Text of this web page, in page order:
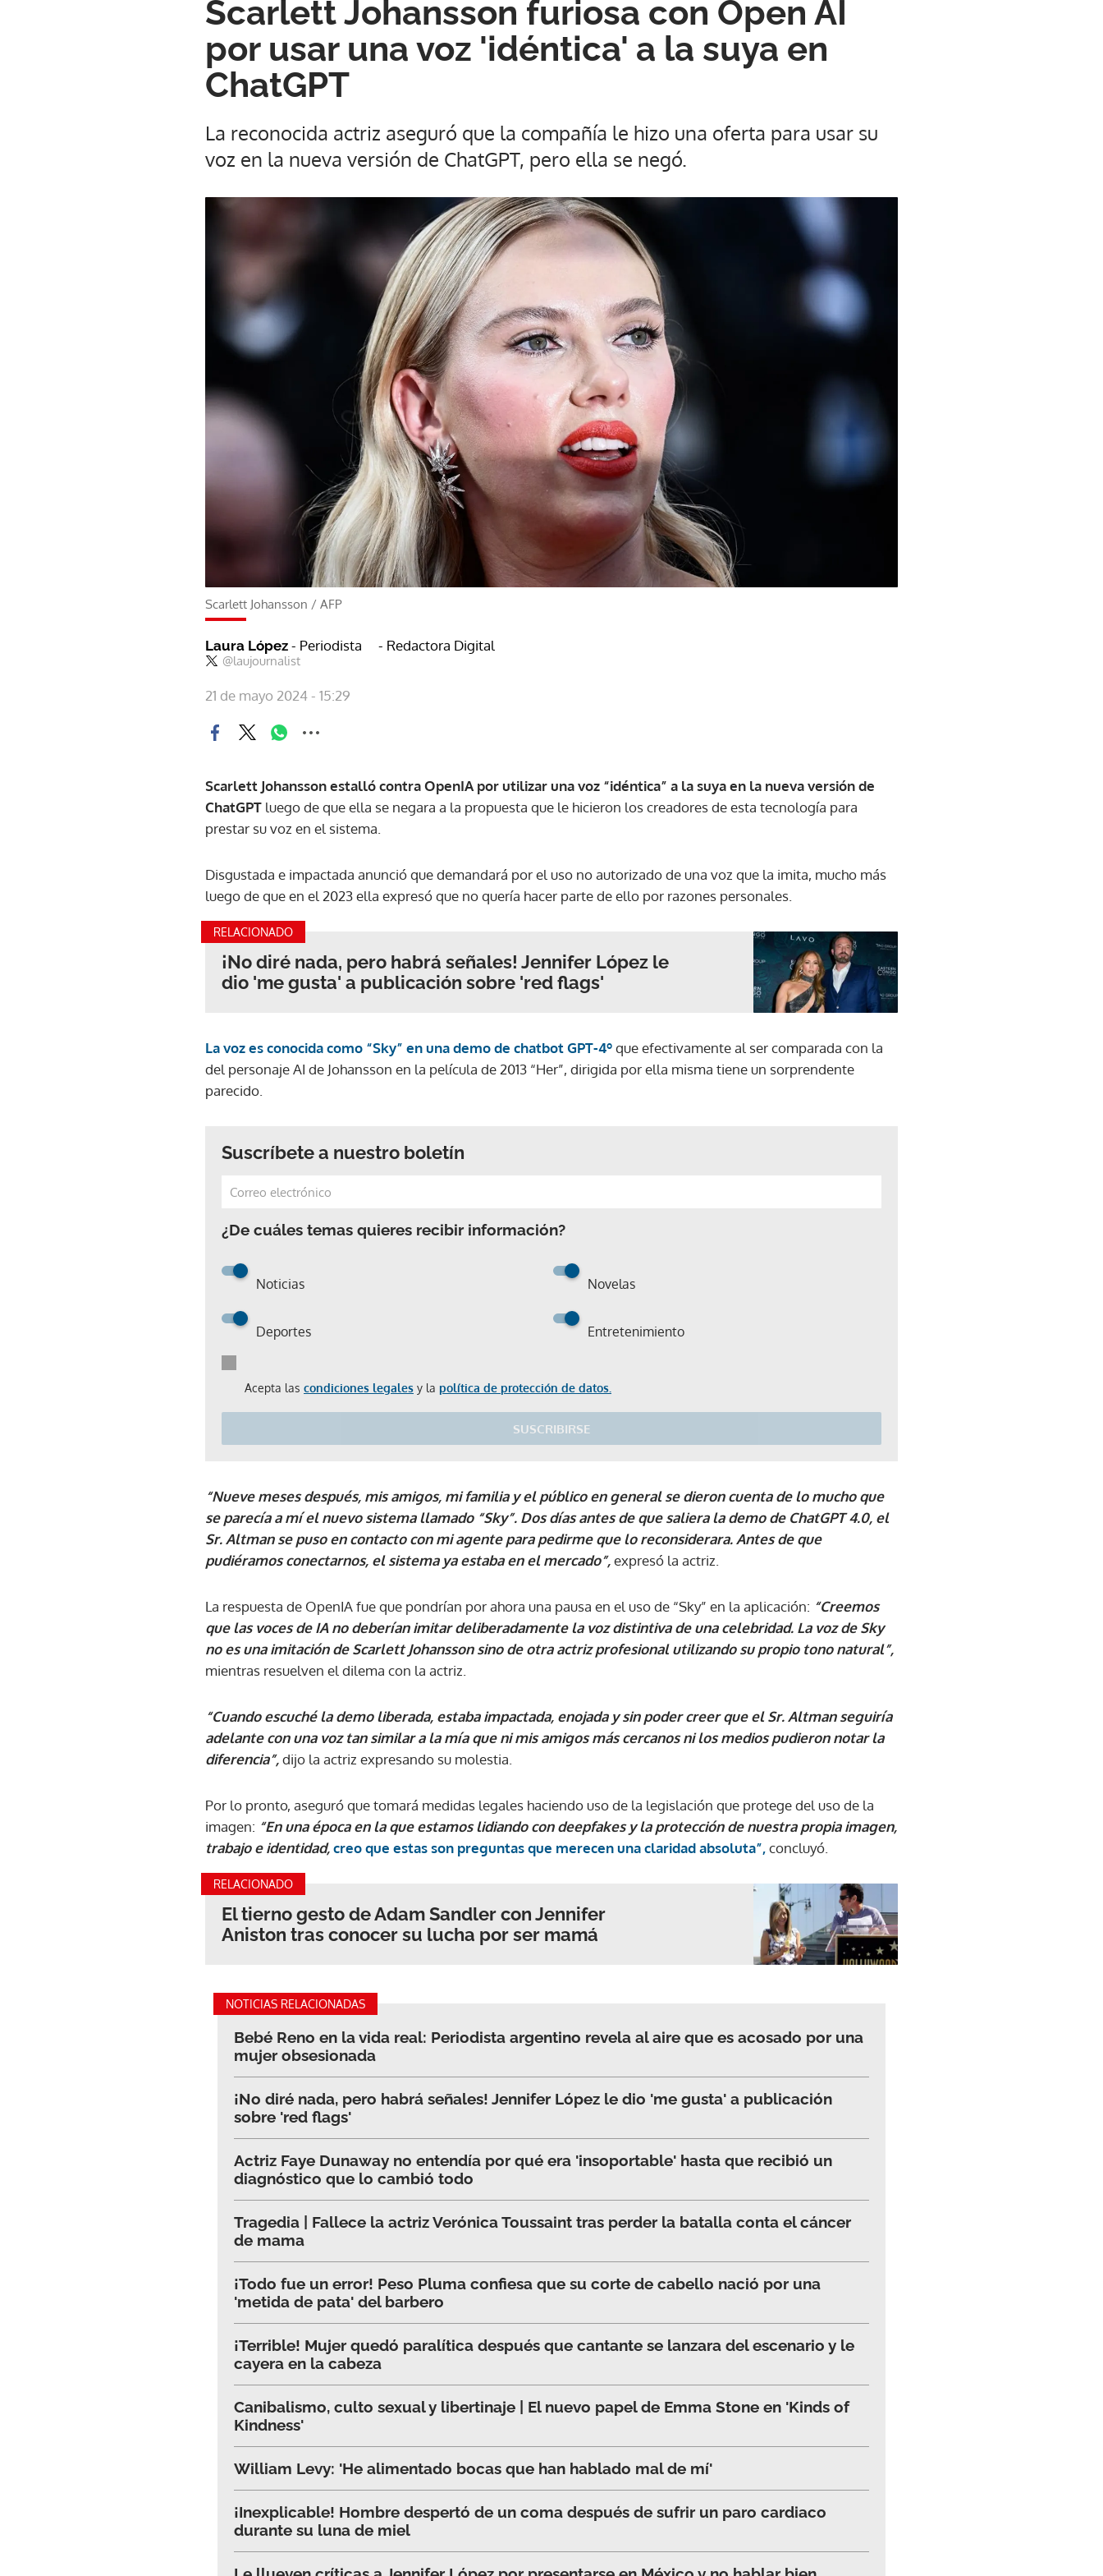
Scarlett Johansson furiosa con Open AI
por usar una voz 'idéntica' a la suya en
ChatGPT
La reconocida actriz aseguró que la compañía le hizo una oferta para usar su
voz en la nueva versión de ChatGPT, pero ella se negó.
Scarlett Johansson / AFP
Laura López - Periodista
@laujournalist
- Redactora Digital
21 de mayo 2024 - 15:29
Scarlett Johansson estalló contra OpenIA por utilizar una voz “idéntica” a la suya en la nueva versión de
ChatGPT luego de que ella se negara a la propuesta que le hicieron los creadores de esta tecnología para
prestar su voz en el sistema.
Disgustada e impactada anunció que demandará por el uso no autorizado de una voz que la imita, mucho más
luego de que en el 2023 ella expresó que no quería hacer parte de ello por razones personales.
RELACIONADO
¡No diré nada, pero habrá señales! Jennifer López le
dio 'me gusta' a publicación sobre 'red flags'
La voz es conocida como “Sky” en una demo de chatbot GPT-4ºque efectivamente al ser comparada con la
del personaje AI de Johansson en la película de 2013 “Her”, dirigida por ella misma tiene un sorprendente
parecido.
Suscríbete a nuestro boletín
¿De cuáles temas quieres recibir información?
Noticias Novelas
Deportes Entretenimiento
Acepta las condiciones legales y la política de protección de datos.
SUSCRIBIRSE
ACEPTAR
“Nueve meses después, mis amigos, mi familia y el público en general se dieron cuenta de lo mucho que
se parecía a mí el nuevo sistema llamado “Sky”. Dos días antes de que saliera la demo de ChatGPT 4.0, el
Sr. Altman se puso en contacto con mi agente para pedirme que lo reconsiderara. Antes de que
pudiéramos conectarnos, el sistema ya estaba en el mercado”,expresó la actriz.
La respuesta de OpenIA fue que pondrían por ahora una pausa en el uso de “Sky” en la aplicación: “Creemos
que las voces de IA no deberían imitar deliberadamente la voz distintiva de una celebridad. La voz de Sky
no es una imitación de Scarlett Johansson sino de otra actriz profesional utilizando su propio tono natural”,
mientras resuelven el dilema con la actriz.
“Cuando escuché la demo liberada, estaba impactada, enojada y sin poder creer que el Sr. Altman seguiría
adelante con una voz tan similar a la mía que ni mis amigos más cercanos ni los medios pudieron notar la
diferencia”,dijo la actriz expresando su molestia.
Por lo pronto, aseguró que tomará medidas legales haciendo uso de la legislación que protege del uso de la
imagen: “En una época en la que estamos lidiando con deepfakes y la protección de nuestra propia imagen,
trabajo e identidad,creo que estas son preguntas que merecen una claridad absoluta”,concluyó.
RELACIONADO
El tierno gesto de Adam Sandler con Jennifer
Aniston tras conocer su lucha por ser mamá
NOTICIAS RELACIONADAS
Bebé Reno en la vida real: Periodista argentino revela al aire que es acosado por una
mujer obsesionada
¡No diré nada, pero habrá señales! Jennifer López le dio 'me gusta' a publicación
sobre 'red flags'
Actriz Faye Dunaway no entendía por qué era 'insoportable' hasta que recibió un
diagnóstico que lo cambió todo
Tragedia | Fallece la actriz Verónica Toussaint tras perder la batalla conta el cáncer
de mama
¡Todo fue un error! Peso Pluma confiesa que su corte de cabello nació por una
'metida de pata' del barbero
¡Terrible! Mujer quedó paralítica después que cantante se lanzara del escenario y le
cayera en la cabeza
Canibalismo, culto sexual y libertinaje | El nuevo papel de Emma Stone en 'Kinds of
Kindness'
William Levy: 'He alimentado bocas que han hablado mal de mí'
¡Inexplicable! Hombre despertó de un coma después de sufrir un paro cardiaco
durante su luna de miel